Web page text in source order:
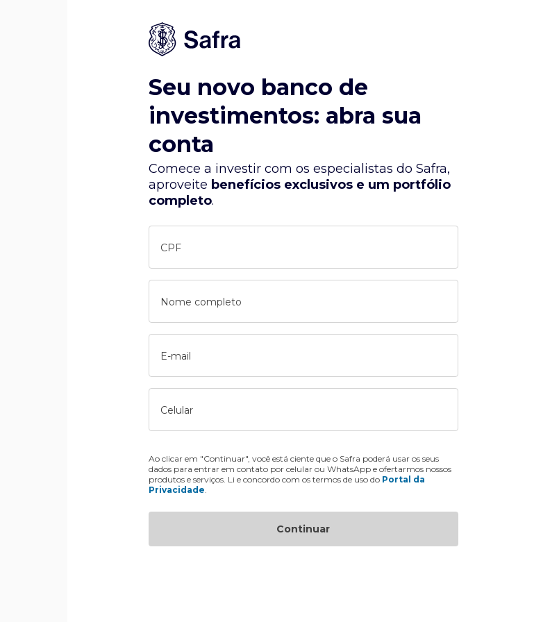
Seu novo banco de
investimentos: abra sua
conta
Comece a investir com os especialistas do Safra,
aproveite benefícios exclusivos e um portfólio
completo.
CPF
Nome completo
E-mail
Celular
Ao clicar em "Continuar", você está ciente que o Safra poderá usar os seus
dados para entrar em contato por celular ou WhatsApp e ofertarmos nossos
produtos e serviços. Li e concordo com os termos de uso do Portal da
Privacidade
Continuar